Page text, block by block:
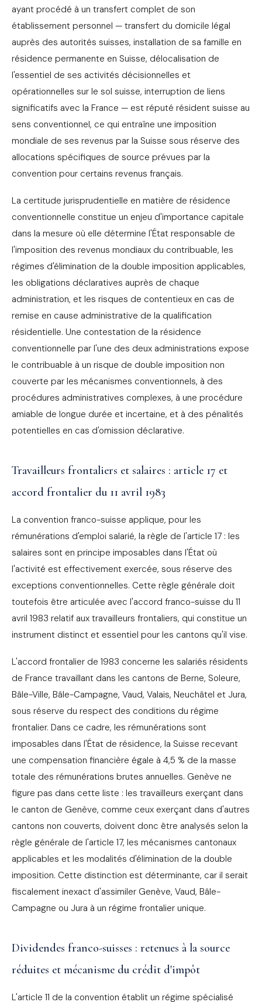
ayant procédé à un transfert complet de son
établissement personnel — transfert du domicile légal
auprès des autorités suisses, installation de sa famille en
résidence permanente en Suisse, délocalisation de
l'essentiel de ses activités décisionnelles et
opérationnelles sur le sol suisse, interruption de liens
significatifs avec la France — est réputé résident suisse au
sens conventionnel, ce qui entraîne une imposition
mondiale de ses revenus par la Suisse sous réserve des
allocations spécifiques de source prévues par la
convention pour certains revenus français.
La certitude jurisprudentielle en matière de résidence
conventionnelle constitue un enjeu d'importance capitale
dans la mesure où elle détermine l'État responsable de
l'imposition des revenus mondiaux du contribuable, les
régimes d'élimination de la double imposition applicables,
les obligations déclaratives auprès de chaque
administration, et les risques de contentieux en cas de
remise en cause administrative de la qualification
résidentielle. Une contestation de la résidence
conventionnelle par l'une des deux administrations expose
le contribuable à un risque de double imposition non
couverte par les mécanismes conventionnels, à des
procédures administratives complexes, à une procédure
amiable de longue durée et incertaine, et à des pénalités
potentielles en cas d'omission déclarative.
Travailleurs frontaliers et salaires : article 17 et
accord frontalier du 11 avril 1983
La convention franco-suisse applique, pour les
rémunérations d'emploi salarié, la règle de l'article 17 : les
salaires sont en principe imposables dans l'État où
l'activité est effectivement exercée, sous réserve des
exceptions conventionnelles. Cette règle générale doit
toutefois être articulée avec l'accord franco-suisse du 11
avril 1983 relatif aux travailleurs frontaliers, qui constitue un
instrument distinct et essentiel pour les cantons qu'il vise.
L'accord frontalier de 1983 concerne les salariés résidents
de France travaillant dans les cantons de Berne, Soleure,
Bâle-Ville, Bâle-Campagne, Vaud, Valais, Neuchâtel et Jura,
sous réserve du respect des conditions du régime
frontalier. Dans ce cadre, les rémunérations sont
imposables dans l'État de résidence, la Suisse recevant
une compensation financière égale à 4,5 % de la masse
totale des rémunérations brutes annuelles. Genève ne
figure pas dans cette liste : les travailleurs exerçant dans
le canton de Genève, comme ceux exerçant dans d'autres
cantons non couverts, doivent donc être analysés selon la
règle générale de l'article 17, les mécanismes cantonaux
applicables et les modalités d'élimination de la double
imposition. Cette distinction est déterminante, car il serait
fiscalement inexact d'assimiler Genève, Vaud, Bâle-
Campagne ou Jura à un régime frontalier unique.
Dividendes franco-suisses : retenues à la source
réduites et mécanisme du crédit d'impôt
L'article 11 de la convention établit un régime spécialisé